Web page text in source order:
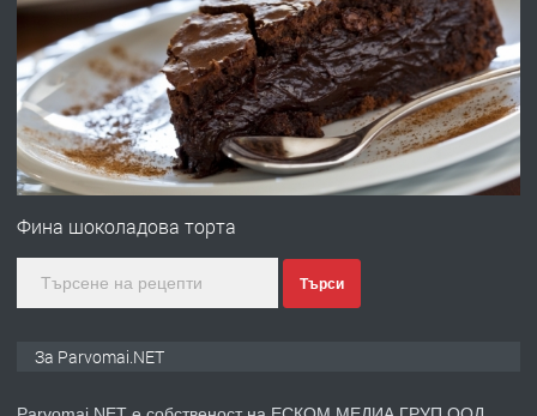
ПРЕДЛАГА
Първи поход "По стъпките на Ангел
Войвода"
преди 1 година
ПРЕДЛАГА
Монтажник на малки детайли за
Фина шоколадова торта
Търси
За Parvomai.NET